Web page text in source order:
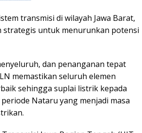
transmisi di wilayah Jawa Barat,
strategis untuk menurunkan potensi
dan penanganan tepat
memastikan seluruh elemen
sehingga suplai listrik kepada
Nataru yang menjadi masa